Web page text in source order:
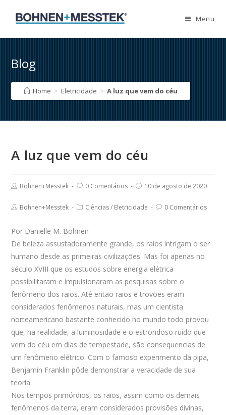
Menu
Blog
Home > Eletricidade > A luz que vem do céu
A luz que vem do céu
PostBohnen+Messtek
Post0 Comentários
Post10 de agosto de 2020
PostBohnen+Messtek
PostCiências / Eletricidade
Post0 Comentários
Por Danielle M. Bohnen
De beleza assustadoramente grande, os raios intrigam o ser
humano desde as primeiras civilizações. Mas foi apenas no
século XVIII que os estudos sobre energia elétrica
possibilitaram e impulsionaram as pesquisas sobre o
fenômeno dos raios. Até então raios e trovões eram
considerados fenômenos naturais, mas um cientista
norteamericano bastante conhecido no mundo todo provou
que, na realidade, a luminosidade e o estrondoso ruído que
vem do céu em dias de tempestade, são consequencias de
um fenômeno elétrico. Com o famoso experimento da pipa,
Benjamin Franklin pôde demonstrar a veracidade de sua
teoria.
Nos tempos primórdios, os raios, assim como os demais
fenômenos da terra, eram considerados provisões divinas,